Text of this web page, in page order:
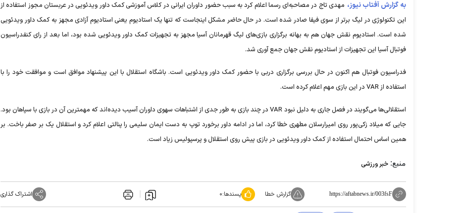
به گزارش آفتاب نیوز، مهدی تاج در مصاحبه‌ای رسما اعلام کرد به سبب حضور داوران ایرانی در کلاس آموزشی کمک داور ویدئویی در عربستان مجوز استفاده از
این تکنولوژی در لیگ برتر از سوی فیفا صادر شده است. در حال حاضر مشکل اینجاست که تنها یک استادیوم یعنی استادیوم آزادی مجهز به کمک داور ویدئویی
شده است. استادیوم نقش جهان هم به بهانه برگزاری بازی‌های لیگ قهرمانان آسیا مجهز به تجهیزات کمک داور ویدئویی شده بود، اما بعد از رای کنفدراسیون
فوتبال آسیا این تجهیزات از استادیوم نقش جهان جمع آوری شد.
فدراسیون فوتبال هم اکنون در حال بررسی برگزاری دربی با حضور کمک داور ویدئویی است. باشگاه استقلال با این پیشنهاد موافق است و موافقت خود را با
استفاده از VAR در این بازی مهم اعلام کرده است.
استقلالی‌ها می‌گویند در فصل جاری به دلیل نبود VAR در چند بازی به طور جدی از اشتباهات سهوی داوران آسیب دیده‌اند که مهمترین آن در بازی با سپاهان بود.
جایی که میلاد زکی‌پور روی امیرارسلان مطهری خطا کرد، اما در ادامه داور برخورد توپ به دست ایمان سلیمی را پنالتی اعلام کرد و استقلال یک بر صفر باخت. بر
همین اساس احتمال استفاده از کمک داور ویدئویی در بازی پیش روی استقلال و پرسپولیس زیاد است.
منبع: خبر ورزشی
https://aftabnews.ir/003fsF گزارش خطا پسندها:۰ اشتراک گذاری